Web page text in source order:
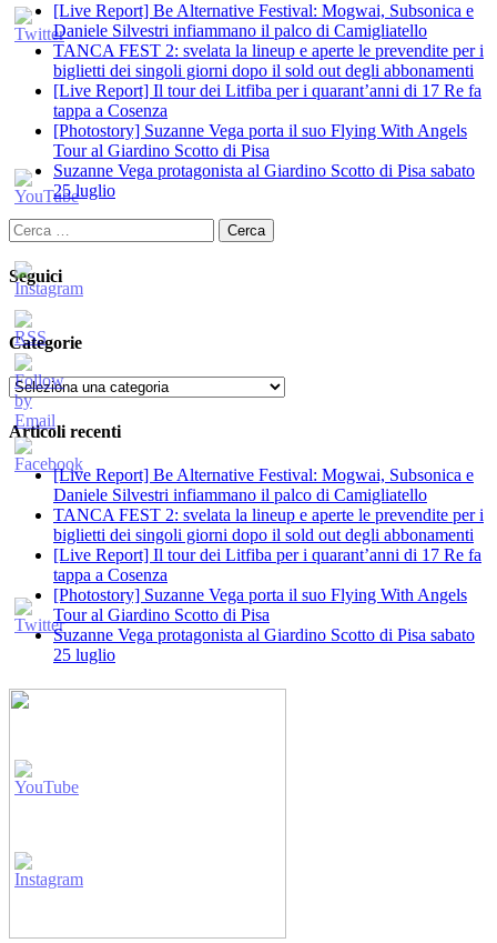
[Live Report] Be Alternative Festival: Mogwai, Subsonica e
Daniele Silvestri infiammano il palco di Camigliatello
TANCA FEST 2: svelata la lineup e aperte le prevendite per i
biglietti dei singoli giorni dopo il sold out degli abbonamenti
[Live Report] Il tour dei Litfiba per i quarant’anni di 17 Re fa
tappa a Cosenza
[Photostory] Suzanne Vega porta il suo Flying With Angels
Tour al Giardino Scotto di Pisa
Suzanne Vega protagonista al Giardino Scotto di Pisa sabato
25 luglio
Ricerca
per:
Seguici
Categorie
Categorie
Articoli recenti
[Live Report] Be Alternative Festival: Mogwai, Subsonica e
Daniele Silvestri infiammano il palco di Camigliatello
TANCA FEST 2: svelata la lineup e aperte le prevendite per i
biglietti dei singoli giorni dopo il sold out degli abbonamenti
[Live Report] Il tour dei Litfiba per i quarant’anni di 17 Re fa
tappa a Cosenza
[Photostory] Suzanne Vega porta il suo Flying With Angels
Tour al Giardino Scotto di Pisa
Suzanne Vega protagonista al Giardino Scotto di Pisa sabato
25 luglio